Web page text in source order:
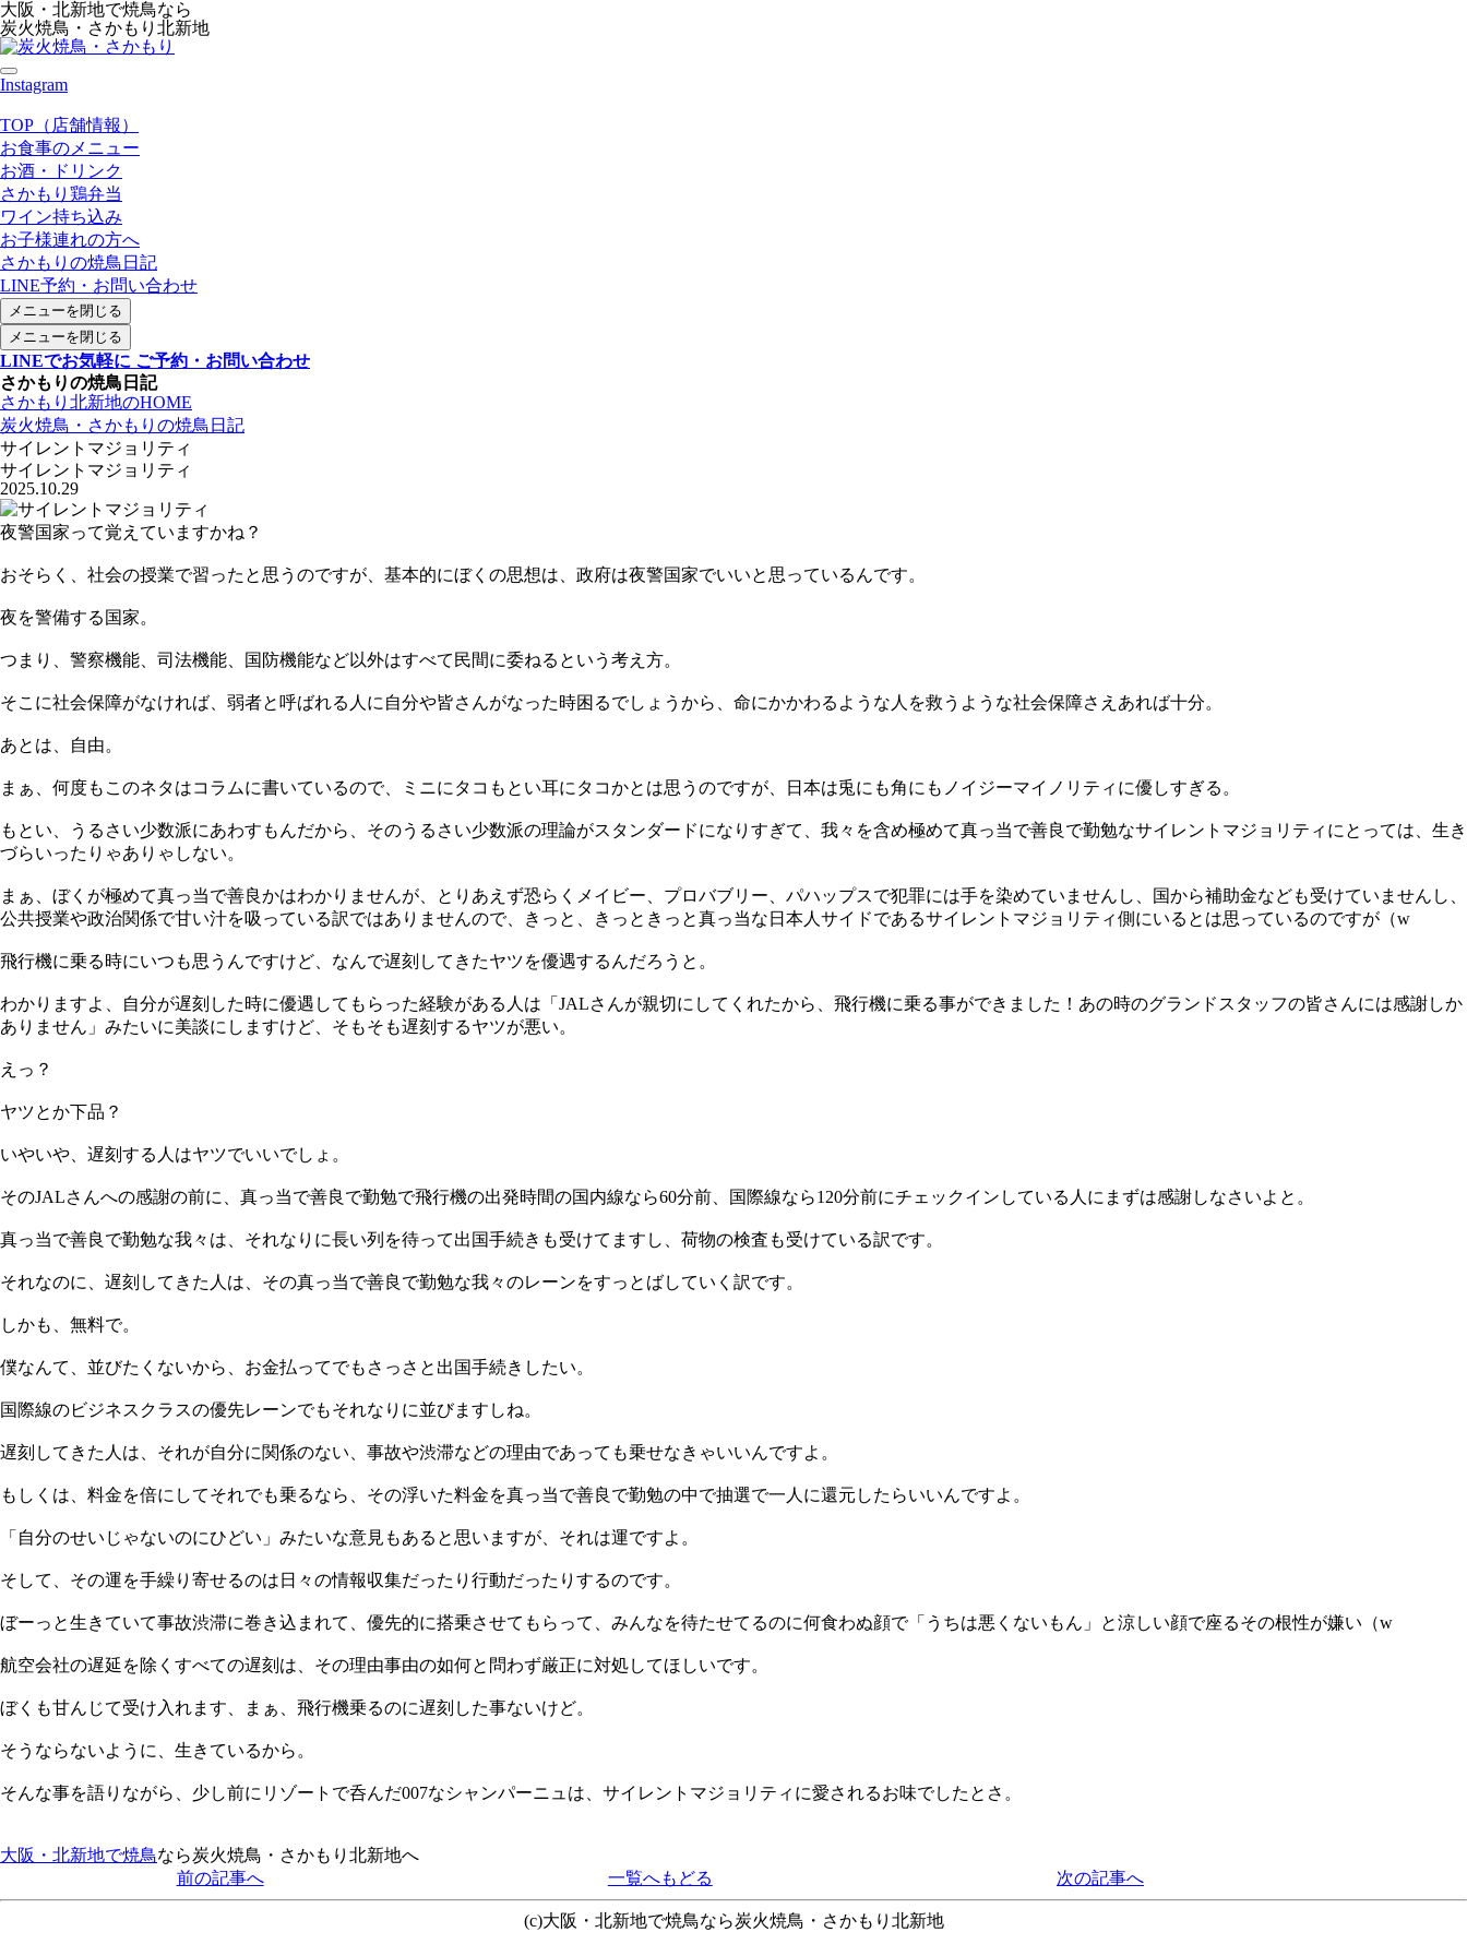
大阪・北新地で焼鳥なら
炭火焼鳥・さかもり北新地
Instagram
TOP（店舗情報）
お食事のメニュー
お酒・ドリンク
さかもり鶏弁当
ワイン持ち込み
お子様連れの方へ
さかもりの焼鳥日記
LINE予約・お問い合わせ
メニューを閉じる
メニューを閉じる
LINEでお気軽に ご予約・お問い合わせ
さかもりの焼鳥日記
さかもり北新地のHOME
炭火焼鳥・さかもりの焼鳥日記
サイレントマジョリティ
サイレントマジョリティ
2025.10.29
夜警国家って覚えていますかね？
おそらく、社会の授業で習ったと思うのですが、基本的にぼくの思想は、政府は夜警国家でいいと思っているんです。
夜を警備する国家。
つまり、警察機能、司法機能、国防機能など以外はすべて民間に委ねるという考え方。
そこに社会保障がなければ、弱者と呼ばれる人に自分や皆さんがなった時困るでしょうから、命にかかわるような人を救うような社会保障さえあれば十分。
あとは、自由。
まぁ、何度もこのネタはコラムに書いているので、ミニにタコもとい耳にタコかとは思うのですが、日本は兎にも角にもノイジーマイノリティに優しすぎる。
もとい、うるさい少数派にあわすもんだから、そのうるさい少数派の理論がスタンダードになりすぎて、我々を含め極めて真っ当で善良で勤勉なサイレントマジョリティにとっては、生き
づらいったりゃありゃしない。
まぁ、ぼくが極めて真っ当で善良かはわかりませんが、とりあえず恐らくメイビー、プロバブリー、パハップスで犯罪には手を染めていませんし、国から補助金なども受けていませんし、
公共授業や政治関係で甘い汁を吸っている訳ではありませんので、きっと、きっときっと真っ当な日本人サイドであるサイレントマジョリティ側にいるとは思っているのですが（w
飛行機に乗る時にいつも思うんですけど、なんで遅刻してきたヤツを優遇するんだろうと。
わかりますよ、自分が遅刻した時に優遇してもらった経験がある人は「JALさんが親切にしてくれたから、飛行機に乗る事ができました！あの時のグランドスタッフの皆さんには感謝しか
ありません」みたいに美談にしますけど、そもそも遅刻するヤツが悪い。
えっ？
ヤツとか下品？
いやいや、遅刻する人はヤツでいいでしょ。
そのJALさんへの感謝の前に、真っ当で善良で勤勉で飛行機の出発時間の国内線なら60分前、国際線なら120分前にチェックインしている人にまずは感謝しなさいよと。
真っ当で善良で勤勉な我々は、それなりに長い列を待って出国手続きも受けてますし、荷物の検査も受けている訳です。
それなのに、遅刻してきた人は、その真っ当で善良で勤勉な我々のレーンをすっとばしていく訳です。
しかも、無料で。
僕なんて、並びたくないから、お金払ってでもさっさと出国手続きしたい。
国際線のビジネスクラスの優先レーンでもそれなりに並びますしね。
遅刻してきた人は、それが自分に関係のない、事故や渋滞などの理由であっても乗せなきゃいいんですよ。
もしくは、料金を倍にしてそれでも乗るなら、その浮いた料金を真っ当で善良で勤勉の中で抽選で一人に還元したらいいんですよ。
「自分のせいじゃないのにひどい」みたいな意見もあると思いますが、それは運ですよ。
そして、その運を手繰り寄せるのは日々の情報収集だったり行動だったりするのです。
ぼーっと生きていて事故渋滞に巻き込まれて、優先的に搭乗させてもらって、みんなを待たせてるのに何食わぬ顔で「うちは悪くないもん」と涼しい顔で座るその根性が嫌い（w
航空会社の遅延を除くすべての遅刻は、その理由事由の如何と問わず厳正に対処してほしいです。
ぼくも甘んじて受け入れます、まぁ、飛行機乗るのに遅刻した事ないけど。
そうならないように、生きているから。
そんな事を語りながら、少し前にリゾートで呑んだ007なシャンパーニュは、サイレントマジョリティに愛されるお味でしたとさ。
大阪・北新地で焼鳥なら炭火焼鳥・さかもり北新地へ
前の記事へ
一覧へもどる 次の記事へ
(c)大阪・北新地で焼鳥なら炭火焼鳥・さかもり北新地